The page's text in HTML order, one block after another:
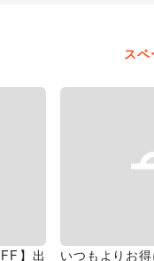
ス
】出
いつもよりお